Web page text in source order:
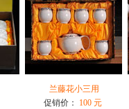
兰藤花小三用
促销价：
100 元